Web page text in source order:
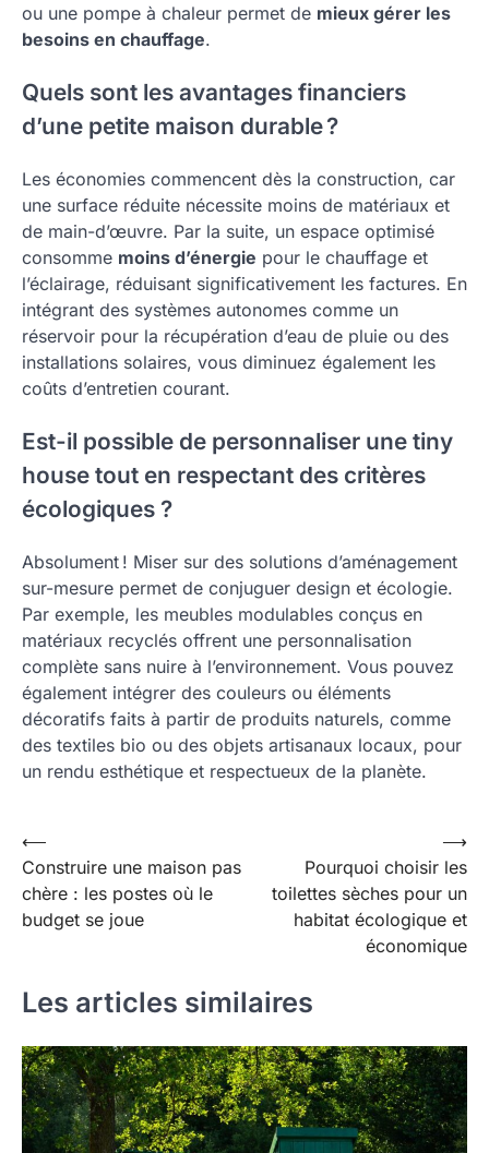
ou une pompe à chaleur permet de mieux gérer les
besoins en chauffage.
Quels sont les avantages financiers
d’une petite maison durable ?
Les économies commencent dès la construction, car
une surface réduite nécessite moins de matériaux et
de main-d’œuvre. Par la suite, un espace optimisé
consomme moins d’énergie pour le chauffage et
l’éclairage, réduisant significativement les factures. En
intégrant des systèmes autonomes comme un
réservoir pour la récupération d’eau de pluie ou des
installations solaires, vous diminuez également les
coûts d’entretien courant.
Est-il possible de personnaliser une tiny
house tout en respectant des critères
écologiques ?
Absolument ! Miser sur des solutions d’aménagement
sur-mesure permet de conjuguer design et écologie.
Par exemple, les meubles modulables conçus en
matériaux recyclés offrent une personnalisation
complète sans nuire à l’environnement. Vous pouvez
également intégrer des couleurs ou éléments
décoratifs faits à partir de produits naturels, comme
des textiles bio ou des objets artisanaux locaux, pour
un rendu esthétique et respectueux de la planète.
Navigation
de
l’article
⟵
Construire une maison pas
chère : les postes où le
budget se joue
Pourquoi choisir les
toilettes sèches pour un
habitat écologique et
économique
⟶
Les articles similaires